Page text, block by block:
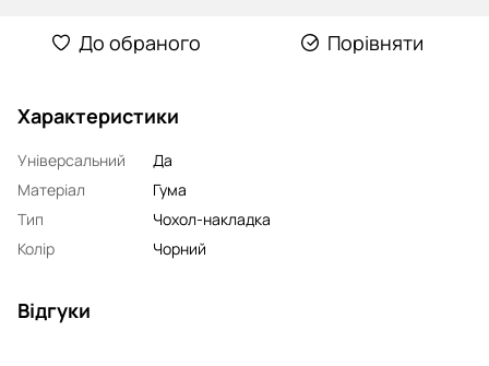
До обраного Порівняти
Характеристики
Універсальний
Да
Матеріал
Гума
Тип
Чохол-накладка
Колір
Чорний
Відгуки